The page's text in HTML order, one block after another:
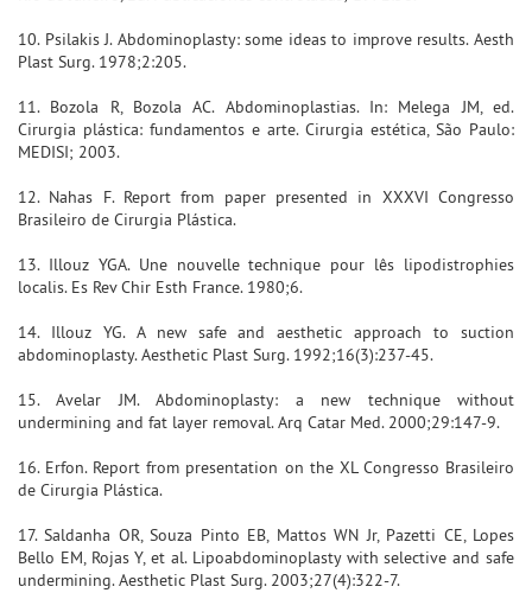
10. Psilakis J. Abdominoplasty: some ideas to improve results. Aesth
Plast Surg. 1978;2:205.
11. Bozola R, Bozola AC. Abdominoplastias. In: Melega JM, ed.
Cirurgia plástica: fundamentos e arte. Cirurgia estética, São Paulo:
MEDISI; 2003.
12. Nahas F. Report from paper presented in XXXVI Congresso
Brasileiro de Cirurgia Plástica.
13. Illouz YGA. Une nouvelle technique pour lês lipodistrophies
localis. Es Rev Chir Esth France. 1980;6.
14. Illouz YG. A new safe and aesthetic approach to suction
abdominoplasty. Aesthetic Plast Surg. 1992;16(3):237-45.
15. Avelar JM. Abdominoplasty: a new technique without
undermining and fat layer removal. Arq Catar Med. 2000;29:147-9.
16. Erfon. Report from presentation on the XL Congresso Brasileiro
de Cirurgia Plástica.
17. Saldanha OR, Souza Pinto EB, Mattos WN Jr, Pazetti CE, Lopes
Bello EM, Rojas Y, et al. Lipoabdominoplasty with selective and safe
undermining. Aesthetic Plast Surg. 2003;27(4):322-7.